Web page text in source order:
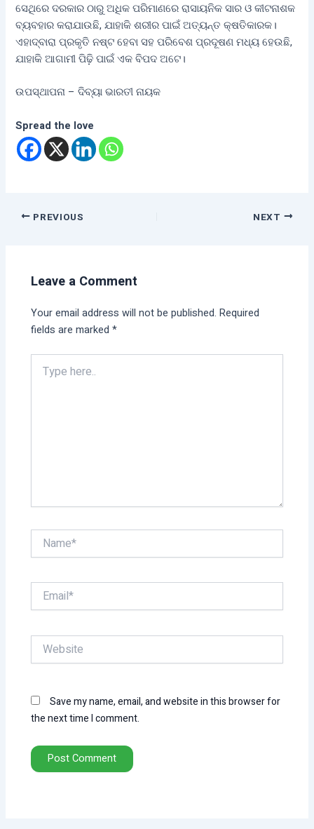
ସେଥିରେ ଦରକାର ଠାରୁ ଅଧିକ ପରିମାଣରେ ରାସାୟନିକ ସାର ଓ କୀଟନାଶକ
ବ୍ୟବହାର କରାଯାଉଛି, ଯାହାକି ଶରୀର ପାଇଁ ଅତ୍ୟନ୍ତ କ୍ଷତିକାରକ।
ଏହାଦ୍ବାରା ପ୍ରକୃତି ନଷ୍ଟ ହେବା ସହ ପରିବେଶ ପ୍ରଦୂଷଣ ମଧ୍ୟ ହେଉଛି,
ଯାହାକି ଆଗାମୀ ପିଢ଼ି ପାଇଁ ଏକ ବିପଦ ଅଟେ।
ଉପସ୍ଥାପନା – ଦିବ୍ୟା ଭାରତୀ ନାୟକ
Spread the love
PREVIOUS NEXT
Leave a Comment
Your email address will not be published. Required
fields are marked*
here..
Name*
Email*
Website
Save my name, email, and website in this browser for
the next time I comment.